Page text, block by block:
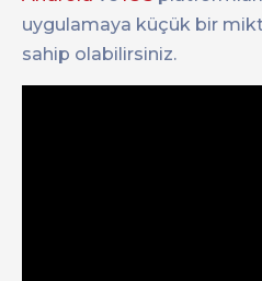
uygulamaya küçük bir
sahip olabilirsiniz.